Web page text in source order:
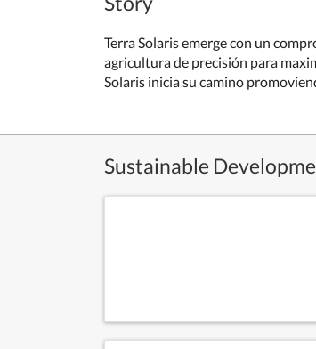
Terra Solaris emerge con un
agricultura de precisión para
Solaris inicia su camino
Sustainable